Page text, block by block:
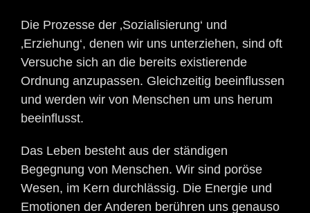
Die Prozesse der ‚Sozialisierung‘ und
‚Erziehung‘, denen wir uns unterziehen, sind oft
Versuche sich an die bereits existierende
Ordnung anzupassen. Gleichzeitig beeinflussen
und werden wir von Menschen um uns herum
beeinflusst.
Das Leben besteht aus der ständigen
Begegnung von Menschen. Wir sind poröse
Wesen, im Kern durchlässig. Die Energie und
Emotionen der Anderen berühren uns genauso